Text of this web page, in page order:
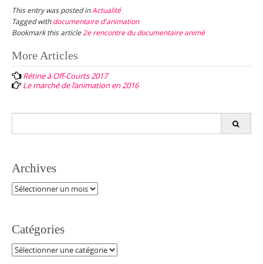
This entry was posted inActualité
Tagged withdocumentaire d'animation
Bookmark this article 2e rencontre du documentaire animé
Post
navigation
More Articles
Rétine à Off-Courts 2017
Le marché de l’animation en 2016
Archives
Archives
Catégories
Catégories